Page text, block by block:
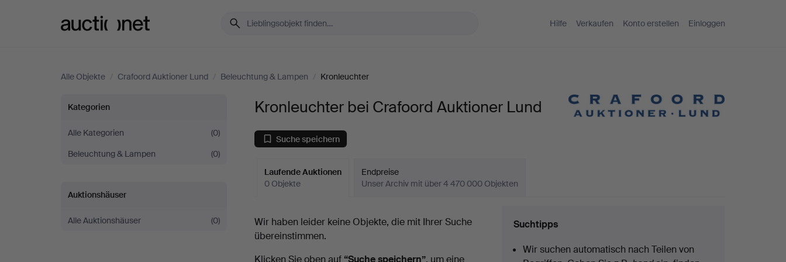
Hilfe Verkaufen Konto erstellen Einloggen
Alle Objekte / Crafoord Auktioner Lund / Beleuchtung & Lampen / Kronleuchter
Kronleuchter
bei
Crafoord
Auktioner
Lund
Kategorien
Alle Kategorien
(0)
Beleuchtung & Lampen
(0)
Auktionshäuser
Alle Auktionshäuser (0)
Kronleuchter bei Crafoord Auktioner Lund
Suche speichern
Laufende Auktionen
0 Objekte
Endpreise
Unser Archiv mit über 4 470 000 Objekten
Laufende
Auktionen
Wir haben leider keine Objekte, die mit Ihrer Suche
übereinstimmen.
Klicken Sie oben auf “Suche speichern”, um eine
Suchtipps
Wir suchen automatisch nach Teilen von